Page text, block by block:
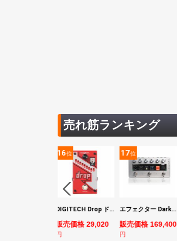
売れ筋ランキング
16位
DIGITECH Drop ドロップ・リチューニング・エフェクト
販売価格 29,020
円
17位
エフェクター Darkglass Electronics Anagram ベースエフェクター プリアンプ ダークグラス アナグラム
販売価格 169,400
円